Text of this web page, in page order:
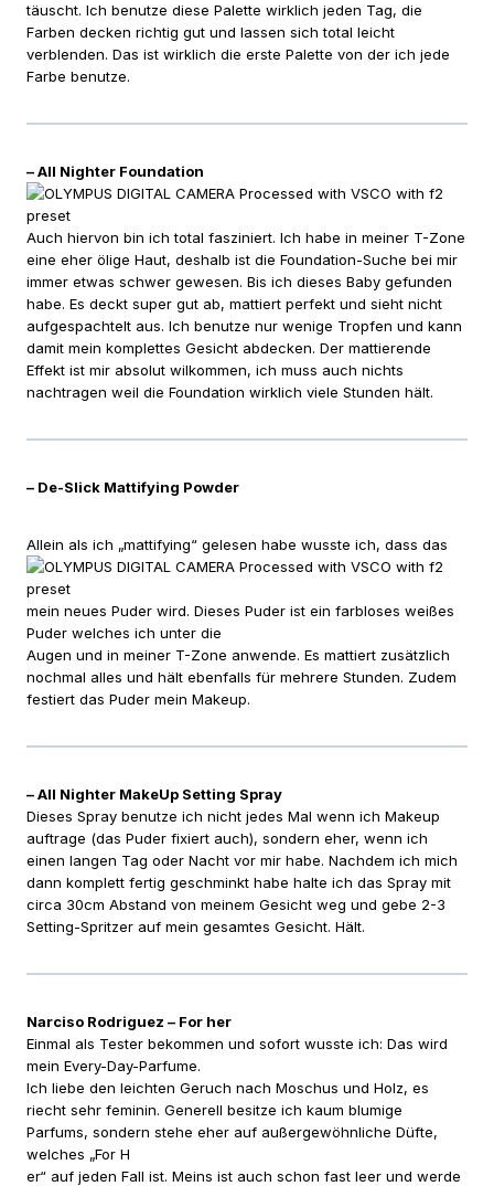
täuscht. Ich benutze diese Palette wirklich jeden Tag, die
Farben decken richtig gut und lassen sich total leicht
verblenden. Das ist wirklich die erste Palette von der ich jede
Farbe benutze.
– All Nighter Foundation
Auch hiervon bin ich total fasziniert. Ich habe in meiner T-Zone
eine eher ölige Haut, deshalb ist die Foundation-Suche bei mir
immer etwas schwer gewesen. Bis ich dieses Baby gefunden
habe. Es deckt super gut ab, mattiert perfekt und sieht nicht
aufgespachtelt aus. Ich benutze nur wenige Tropfen und kann
damit mein komplettes Gesicht abdecken. Der mattierende
Effekt ist mir absolut wilkommen, ich muss auch nichts
nachtragen weil die Foundation wirklich viele Stunden hält.
– De-Slick Mattifying Powder
Allein als ich „mattifying“ gelesen habe wusste ich, dass das
mein neues Puder wird. Dieses Puder ist ein farbloses weißes
Puder welches ich unter die
Augen und in meiner T-Zone anwende. Es mattiert zusätzlich
nochmal alles und hält ebenfalls für mehrere Stunden. Zudem
festiert das Puder mein Makeup.
– All Nighter MakeUp Setting Spray
Dieses Spray benutze ich nicht jedes Mal wenn ich Makeup
auftrage (das Puder fixiert auch), sondern eher, wenn ich
einen langen Tag oder Nacht vor mir habe. Nachdem ich mich
dann komplett fertig geschminkt habe halte ich das Spray mit
circa 30cm Abstand von meinem Gesicht weg und gebe 2-3
Setting-Spritzer auf mein gesamtes Gesicht. Hält.
Narciso Rodriguez – For her
Einmal als Tester bekommen und sofort wusste ich: Das wird
mein Every-Day-Parfume.
Ich liebe den leichten Geruch nach Moschus und Holz, es
riecht sehr feminin. Generell besitze ich kaum blumige
Parfums, sondern stehe eher auf außergewöhnliche Düfte,
welches „For H
er“ auf jeden Fall ist. Meins ist auch schon fast leer und werde